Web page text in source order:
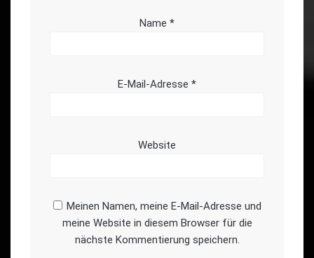
Name *
E-Mail-Adresse *
Website
Meinen Namen, meine E-Mail-Adresse und
meine Website in diesem Browser für die
nächste Kommentierung speichern.